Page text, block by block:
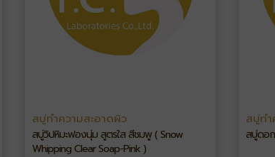
สบู่ทำความสะอาดผิว
สบู่วิปหิมะฟองนุ่ม สูตรใส สีชมพู ( Snow
Whipping Clear Soap-Pink )
สบู่ทำ
สบู่ดอก